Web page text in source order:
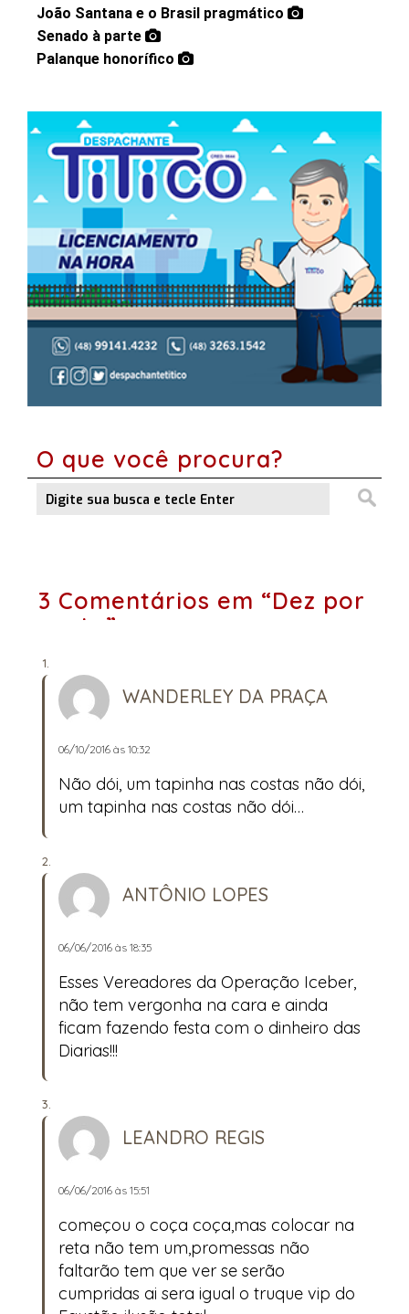
João Santana e o Brasil pragmático
Senado à parte
Palanque honorífico
O que você procura?
3 Comentários em “Dez por
cento”
WANDERLEY DA PRAÇA
06/10/2016 às 10:32
Não dói, um tapinha nas costas não dói,
um tapinha nas costas não dói…
ANTÔNIO LOPES
06/06/2016 às 18:35
Esses Vereadores da Operação Iceber,
não tem vergonha na cara e ainda
ficam fazendo festa com o dinheiro das
Diarias!!!
LEANDRO REGIS
06/06/2016 às 15:51
começou o coça coça,mas colocar na
reta não tem um,promessas não
faltarão tem que ver se serão
cumpridas ai sera igual o truque vip do